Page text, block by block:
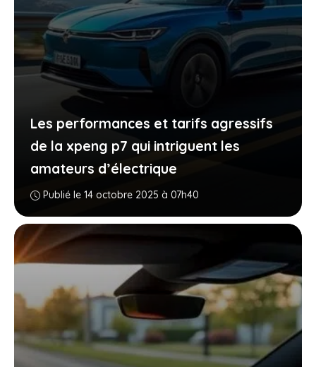
Les performances et tarifs agressifs
de la xpeng p7 qui intriguent les
amateurs d’électrique
Publié le 14 octobre 2025 à 07h40